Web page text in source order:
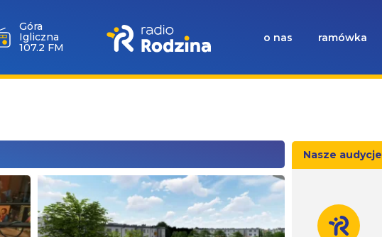
Góra
Igliczna
107.2 FM
o nas ramówka
Nasze audycje